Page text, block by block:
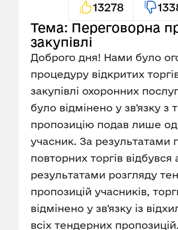
13278
Тема: Переговорна
закупівлі
Доброго дня! Нами було
процедуру відкритих
закупівлі охоронних
було відмінено у зв'язку з
пропозицію подав лише
учасник. За результатами
повторних торгів відбувся
результатами розгляду
пропозицій учасників,
відмінено у зв'язку із
всіх тендерних